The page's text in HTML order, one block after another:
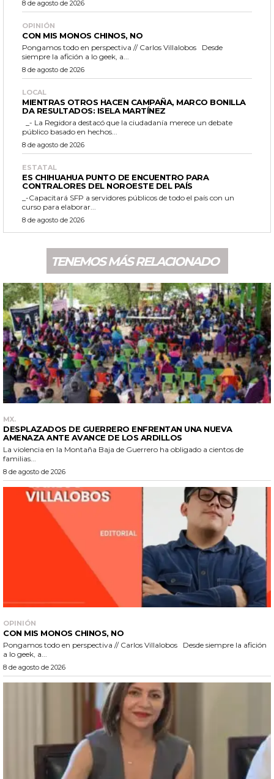
8 de agosto de 2026
OPINIÓN
CON MIS MONOS CHINOS, NO
Pongamos todo en perspectiva // Carlos Villalobos Desde
siempre la afición a lo geek, a...
8 de agosto de 2026
LOCAL
MIENTRAS OTROS HACEN CAMPAÑA, MARCO BONILLA
DA RESULTADOS: ISELA MARTÍNEZ
público basado en hechos...
8 de agosto de 2026
ESTATAL
ES CHIHUAHUA PUNTO DE ENCUENTRO PARA
CONTRALORES DEL NOROESTE DEL PAÍS
_-Capacitará SFP a servidores públicos de todo el país con un
curso para elaborar...
8 de agosto de 2026
TENEMOS MÁS RELACIONADO
MX.
DESPLAZADOS DE GUERRERO ENFRENTAN UNA NUEVA
AMENAZA ANTE AVANCE DE LOS ARDILLOS
La violencia en la Montaña Baja de Guerrero ha obligado a cientos de
familias...
8 de agosto de 2026
OPINIÓN
CON MIS MONOS CHINOS, NO
Pongamos todo en perspectiva // Carlos Villalobos Desde siempre la afición
a lo geek, a...
8 de agosto de 2026